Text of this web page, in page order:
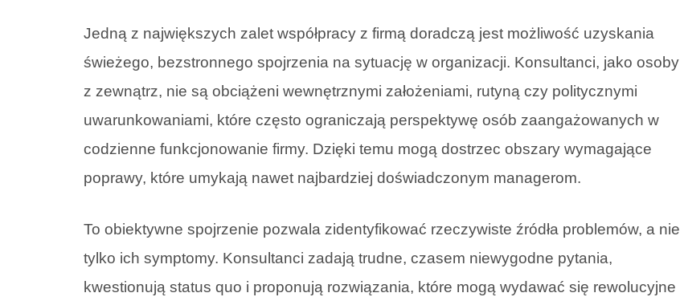
Jedną z największych zalet współpracy z firmą doradczą jest możliwość uzyskania
świeżego, bezstronnego spojrzenia na sytuację w organizacji. Konsultanci, jako osoby
z zewnątrz, nie są obciążeni wewnętrznymi założeniami, rutyną czy politycznymi
uwarunkowaniami, które często ograniczają perspektywę osób zaangażowanych w
codzienne funkcjonowanie firmy. Dzięki temu mogą dostrzec obszary wymagające
poprawy, które umykają nawet najbardziej doświadczonym managerom.
To obiektywne spojrzenie pozwala zidentyfikować rzeczywiste źródła problemów, a nie
tylko ich symptomy. Konsultanci zadają trudne, czasem niewygodne pytania,
kwestionują status quo i proponują rozwiązania, które mogą wydawać się rewolucyjne